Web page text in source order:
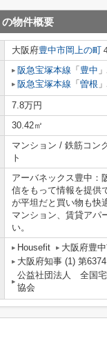
の物件概要
大阪府豊中市岡上の町
阪急宝塚本線 「 豊中
阪急宝塚本線 「 曽根
7.8万円
30.42㎡
マンション / 鉄筋コン
ト
アーバネックス豊中：
信をもって情報を提供
が平坦だと買い物も快
マンション、賃貸アパ
い。
Housefit 大阪府豊
大阪府知事 (1) 第
公益社団法人 全国
協会